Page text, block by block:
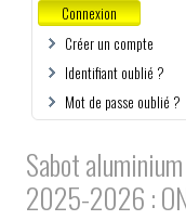
Connexion
Créer un compte
Identifiant oublié ?
Mot de passe oublié ?
Sabot
2025-2026 :